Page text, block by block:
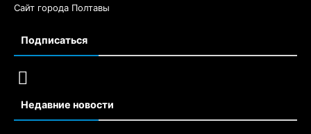
Сайт города Полтавы
Подписаться
Недавние новости